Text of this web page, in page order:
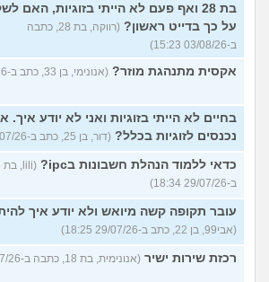
בת 28 ואף פעם לא הייתי בזוגיות, האם
על כך בדייט ראשון?
(רווקה, בת 28, כתבה
ב-03/08/26 15:23)
אקסית מתנהגת מוזר? (אנונימי, בן 33, כתב ב-03/08/26 15:14)
בחיים לא הייתי בזוגיות ואני לא יודע איך.
נכנסים לזוגיות בכלל? (דור, בן 25, כתב ב-29/07/26 18:43)
כדאי ללמוד הנהלת חשבונות בipc?
ב-29/07/26 18:34)
עובר תקופה קשה מיואש ולא יודע איך
(אבי99, בן 22, כתב ב-29/07/26 18:25)
רכזת שירות ישיר (אנונימית, בת 18, כתבה ב-29/07/26 18:16)